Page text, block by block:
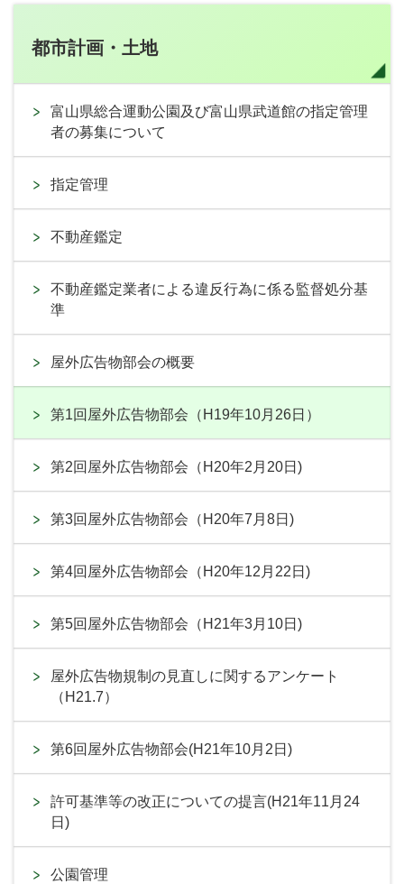
都市計画・土地
富山県総合運動公園及び富山県武道館の指定管理
者の募集について
指定管理
不動産鑑定
不動産鑑定業者による違反行為に係る監督処分基
準
屋外広告物部会の概要
第1回屋外広告物部会（H19年10月26日）
第2回屋外広告物部会（H20年2月20日)
第3回屋外広告物部会（H20年7月8日)
第4回屋外広告物部会（H20年12月22日)
第5回屋外広告物部会（H21年3月10日)
屋外広告物規制の見直しに関するアンケート
（H21.7）
第6回屋外広告物部会(H21年10月2日)
許可基準等の改正についての提言(H21年11月24
日)
公園管理